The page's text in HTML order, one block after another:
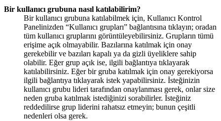
Bir kullanıcı grubuna nasıl katılabilirim?
Bir kullanıcı grubuna katılabilmek için, Kullanıcı Kontrol
Panelinizden “Kullanıcı grupları” bağlantısına tıklayın; oradan
tüm kullanıcı gruplarını görüntüleyebilirsiniz. Grupların tümü
erişime açık olmayabilir. Bazılarına katılmak için onay
gerekebilir ve bazıları kapalı ya da gizli üyeliklere sahip
olabilir. Eğer grup açık ise, ilgili bağlantıya tıklayarak
katılabilirsiniz. Eğer bir gruba katılmak için onay gerekiyorsa
ilgili bağlantıya tıklayarak istek yapabilirsiniz. İsteğinizin
kullanıcı grubu lideri tarafından onaylanması gerek, onlar size
neden gruba katılmak istediğinizi sorabilirler. İsteğiniz
reddedilirse grup liderini rahatsız etmeyin; bunun çeşitli
nedenleri olsa gerek.